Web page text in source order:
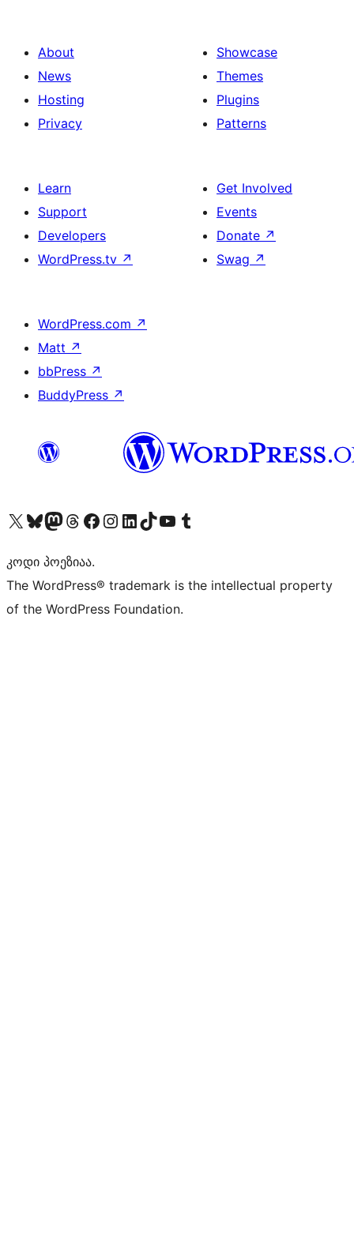
About
News
Hosting
Privacy
Showcase
Themes
Plugins
Patterns
Learn
Support
Developers
WordPress.tv ↗
Get Involved
Events
Donate ↗
Swag ↗
WordPress.com ↗
Matt ↗
bbPress ↗
BuddyPress ↗
Visit our X (formerly Twitter) account
Visit our Bluesky account
Visit our Mastodon account
Visit our Threads account
Visit our Facebook page
Visit our Instagram account
Visit our LinkedIn account
Visit our TikTok account
Visit our YouTube channel
Visit our Tumblr account
კოდი პოეზიაა.
The WordPress® trademark is the intellectual property
of the WordPress Foundation.